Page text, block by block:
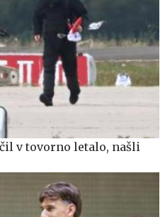
v tovorno letalo, našli